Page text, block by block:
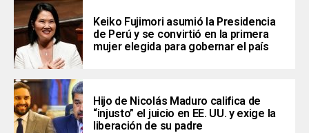
Keiko Fujimori asumió la Presidencia
de Perú y se convirtió en la primera
mujer elegida para gobernar el país
Hijo de Nicolás Maduro califica de
“injusto” el juicio en EE. UU. y exige la
liberación de su padre